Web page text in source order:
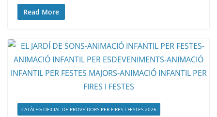
Read More
CATÀLEG OFICIAL DE PROVEÏDORS PER FIRES I FESTES 2026